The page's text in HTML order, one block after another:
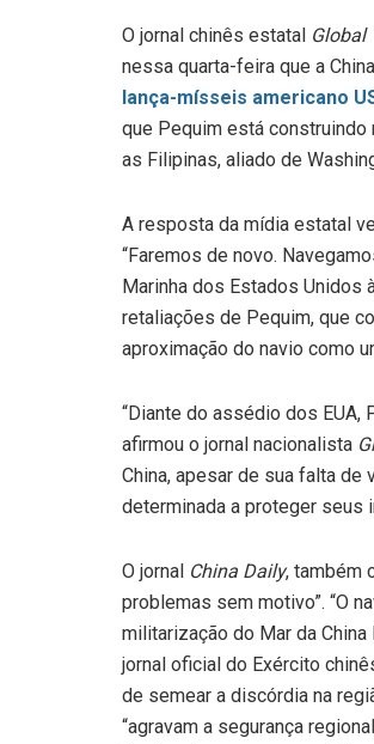
O jornal chinês estatal Global
nessa quarta-feira que a
lança-mísseis americano
que Pequim está construindo
as Filipinas, aliado de
A resposta da mídia estatal
“Faremos de novo.
Marinha dos Estados Unidos
retaliações de Pequim, que
aproximação do navio como
“Diante do assédio dos EUA,
afirmou o jornal nacionalista
China, apesar de sua falta de
determinada a proteger seus
O jornal China Daily, também
problemas sem motivo”. “O
militarização do Mar da
jornal oficial do Exército
de semear a discórdia na
“agravam a segurança